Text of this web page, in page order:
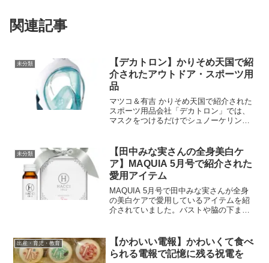
関連記事
未分類
【デカトロン】かりそめ天国で紹
介されたアウトドア・スポーツ用
品
マツコ＆有吉 かりそめ天国で紹介された
スポーツ用品会社「デカトロン」では、
マスクをつけるだけでシュノーケリング
ます。自社でデザインから販売まで行っ
ているためリーズナブルなのも嬉しいで
すね。
未分類
【田中みな実さんの全身美白ケ
ア】MAQUIA 5月号で紹介された
愛用アイテム
MAQUIA 5月号で田中みな実さんが全身
の美白ケアで愛用しているアイテムを紹
介されていました。バストや脇の下まで
で参考になります。
出産・育児・教育
【かわいい電報】かわいくて食べ
られる電報で記憶に残る祝電を